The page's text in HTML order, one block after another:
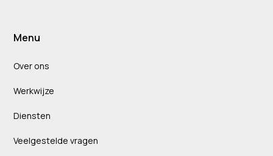
Menu
Over ons
Werkwijze
Diensten
Veelgestelde vragen